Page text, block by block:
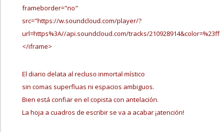
frameborder="no"
src="https://w.soundcloud.com/player/?
url=https%3A//api.soundcloud.com/tracks/
</iframe>
El diario delata al recluso inmortal místico
sin comas superfluas ni espacios ambiguos.
Bien está confiar en el copista con antelación.
La hoja a cuadros de escribir se va a acabar ¡atención!